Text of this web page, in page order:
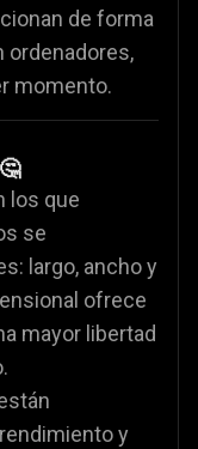
de forma
ordenadores,
momento.
los que
se
largo, ancho y
ofrece
mayor libertad
y